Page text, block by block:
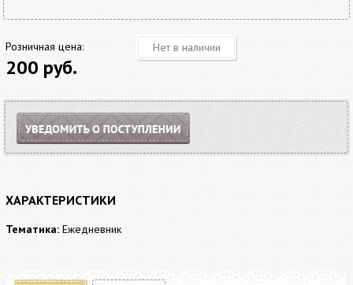
Розничная цена:
200 руб.
Нет в наличии
ХАРАКТЕРИСТИКИ
Тематика: Ежедневник